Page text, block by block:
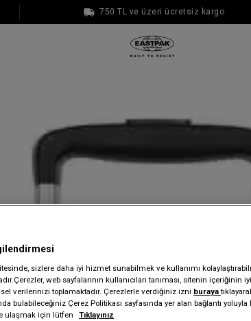
750 TL ve üzeri ücretsiz kargo
1000 TL ve üzeri ücretsiz kargo
sizlere daha iyi hizmet sunabilmek ve kullanımı
web sayfalarının kullanıcıları tanıması, sitenin
verilerinizi toplamaktadır. Çerezlerle verdiğiniz izni buraya
bulabileceğiniz Çerez Politikası sayfasında yer alan bağlantı
ulaşmak için lütfen
Tıklayınız